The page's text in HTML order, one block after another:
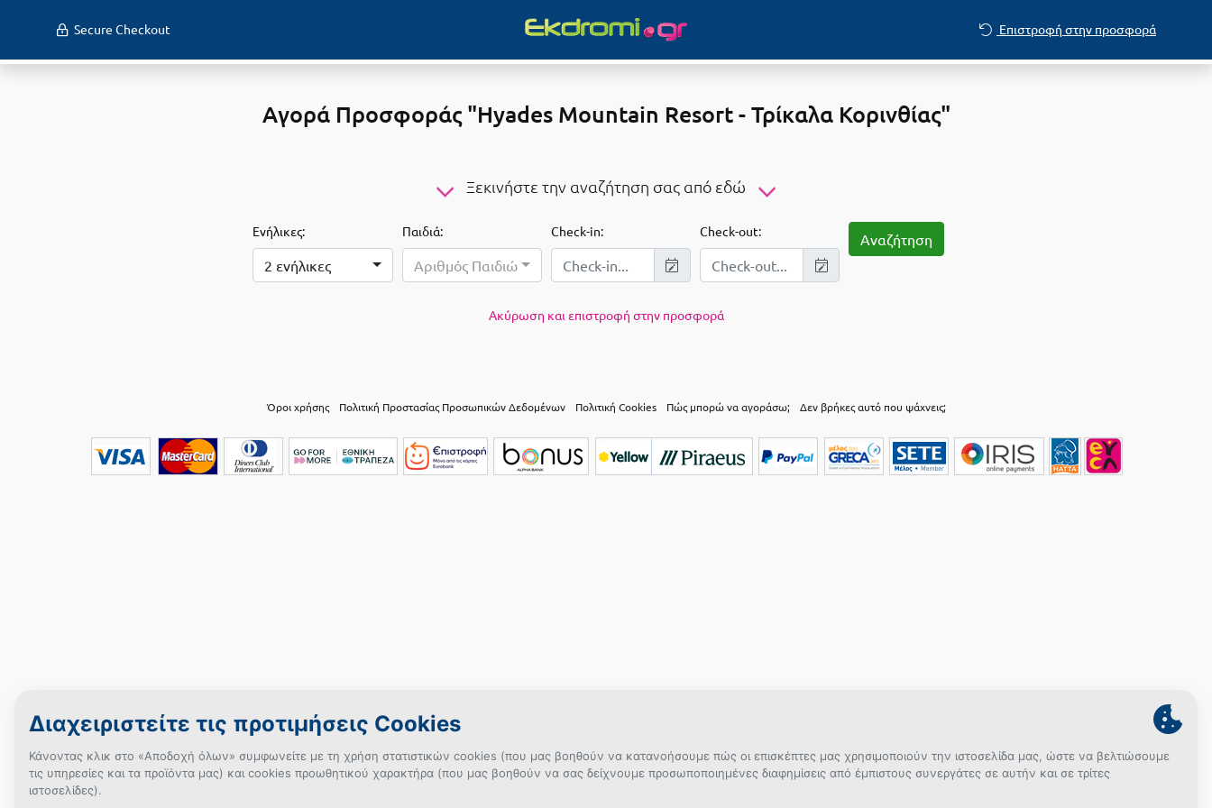
Secure Checkout Επιστροφή στην προσφορά
Αγορά Προσφοράς "Hyades Mountain Resort - Τρίκαλα Κορινθίας"
Ξεκινήστε την αναζήτηση σας από εδώ
Ενήλικες:
2 ενήλικες
Παιδιά:
Αριθμός Παιδιών...
Check-in: Check-out:
Ακύρωση και επιστροφή στην προσφορά
Όροι χρήσης Πολιτική Προστασίας Προσωπικών Δεδομένων Πολιτική Cookies Πώς μπορώ να αγοράσω; Δεν βρήκες αυτό που ψάχνεις;